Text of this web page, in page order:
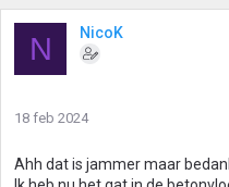
a
n
e
N NicoK
18 feb 2024
Ahh dat is jammer maar